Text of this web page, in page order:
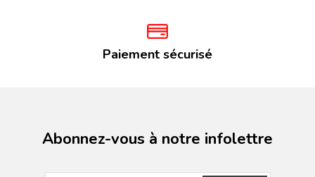
Paiement sécurisé
Abonnez-vous à notre infolettre